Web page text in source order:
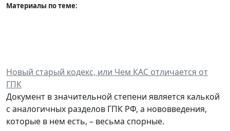
Материалы по теме:
Новый старый кодекс, или Чем КАС отличается от
ГПК
Документ в значительной степени является калькой
с аналогичных разделов ГПК РФ, а нововведения,
которые в нем есть, – весьма спорные.